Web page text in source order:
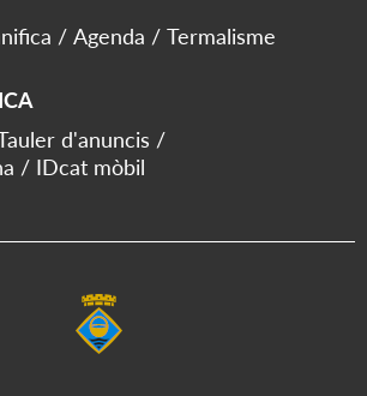
Agenda Termalisme
d'anuncis
IDcat mòbil